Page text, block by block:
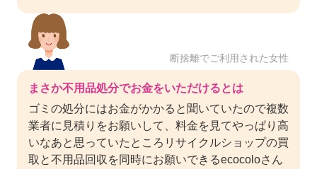
まさか不用品処分でお金をいただけるとは
ゴミの処分にはお金がかかると聞いていたので複数
業者に見積りをお願いして、料金を見てやっぱり高
いなあと思っていたところリサイクルショップの買
取と不用品回収を同時にお願いできるecocoloさん
断捨離でご利用された女性